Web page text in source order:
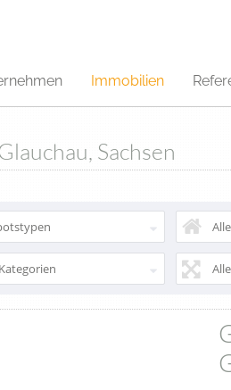
Immobilien
Sachsen